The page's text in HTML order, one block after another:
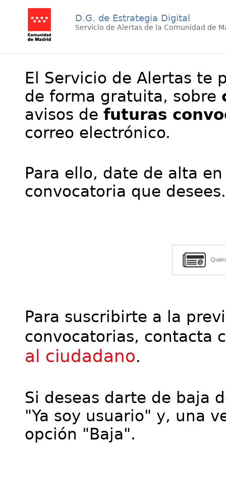
D.G. de Estrategia Digital
Servicio de Alertas de la Comunidad de
El Servicio de Alertas te
de forma gratuita, sobre
avisos de futuras
correo electrónico.
Para ello, date de alta
convocatoria que desees.
Para suscribirte a la
convocatorias, contacta
al ciudadano.
Si deseas darte de baja
"Ya soy usuario" y, una
opción "Baja".